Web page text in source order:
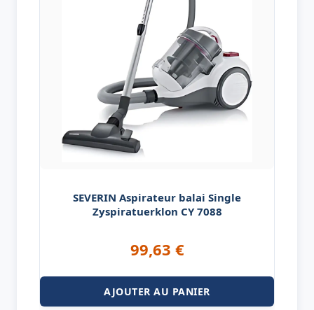
SEVERIN Aspirateur balai Single
Zyspiratuerklon CY 7088
99,63 €
AJOUTER AU PANIER